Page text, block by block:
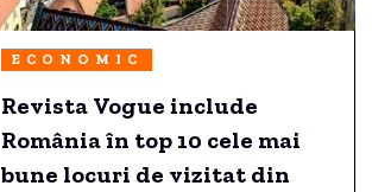
ECONOMIC
Revista Vogue include
România în top 10 cele mai
bune locuri de vizitat din